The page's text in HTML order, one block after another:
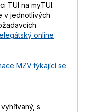
TUI na myTUI.
v jednotlivých
online
MZV týkající se
s